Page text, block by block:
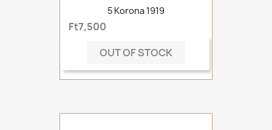
5 Korona 1919
Ft7,500
OUT OF STOCK